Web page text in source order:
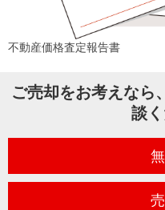
不動産価格査定報告書
ご売却をお考えなら
談